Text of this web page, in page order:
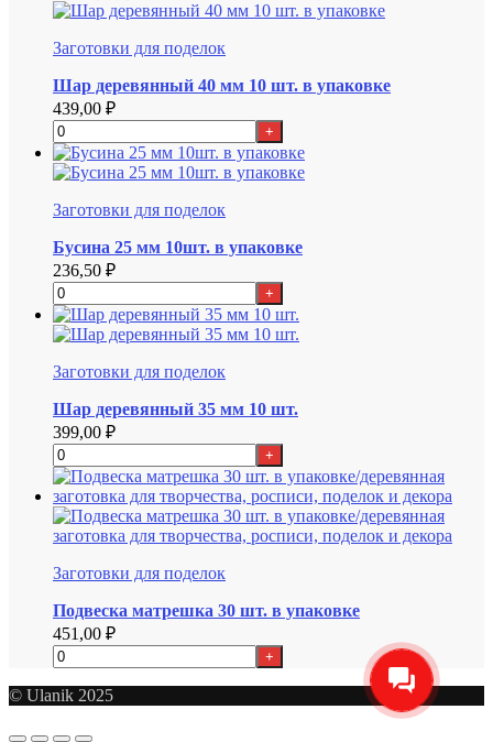
Заготовки для поделок
Шар деревянный 40 мм 10 шт. в упаковке
439,00 ₽
+
Заготовки для поделок
Бусина 25 мм 10шт. в упаковке
236,50 ₽
+
Заготовки для поделок
Шар деревянный 35 мм 10 шт.
399,00 ₽
+
Заготовки для поделок
Подвеска матрешка 30 шт. в упаковке
451,00 ₽
+
© Ulanik 2025